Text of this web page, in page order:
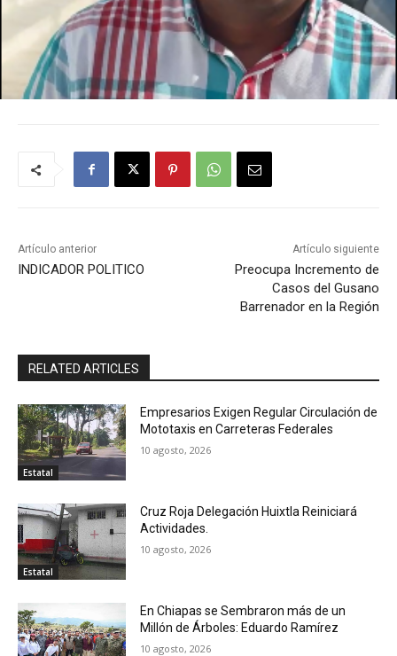
Artículo anterior
INDICADOR POLITICO
Artículo siguiente
Preocupa Incremento de
Casos del Gusano
Barrenador en la Región
RELATED ARTICLES
Estatal
Empresarios Exigen Regular Circulación de
Mototaxis en Carreteras Federales
10 agosto, 2026
Estatal
Cruz Roja Delegación Huixtla Reiniciará
Actividades.
10 agosto, 2026
En Chiapas se Sembraron más de un
Millón de Árboles: Eduardo Ramírez
10 agosto, 2026